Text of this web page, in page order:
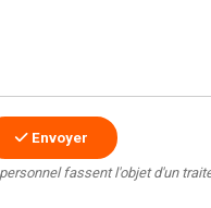
Envoyer
fassent l'objet d'un